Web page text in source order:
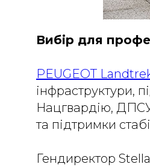
Вибір для
PEUGEOT
інфраструктури,
Нацгвардію,
та підтримки
Гендиректор